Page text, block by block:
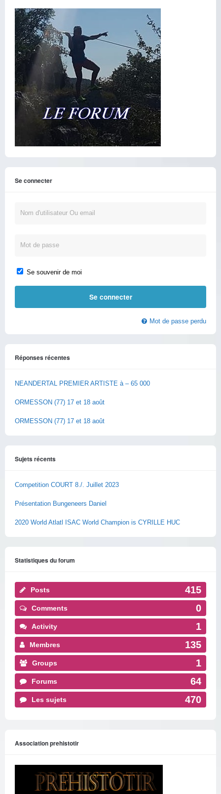
Se connecter
Se souvenir de moi
Mot de passe perdu
Réponses récentes
NEANDERTAL PREMIER ARTISTE à – 65 000
ORMESSON (77) 17 et 18 août
ORMESSON (77) 17 et 18 août
Sujets récents
Competition COURT 8./. Juillet 2023
Présentation Bungeneers Daniel
2020 World Atlatl ISAC World Champion is CYRILLE HUC
Statistiques du forum
Posts 415
Comments 0
Activity 1
Membres 135
Groups 1
Forums 64
Les sujets 470
Association prehistotir